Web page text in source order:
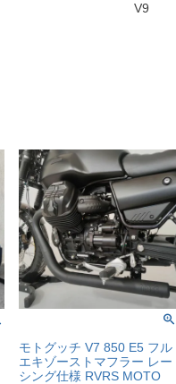
V9
モトグッチ V7 850 E5 フル
エキゾーストマフラー レー
シング仕様 RVRS MOTO